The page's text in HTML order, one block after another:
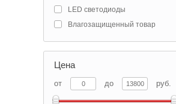
LED светодиоды
Влагозащищенный товар
Цена
от до руб.